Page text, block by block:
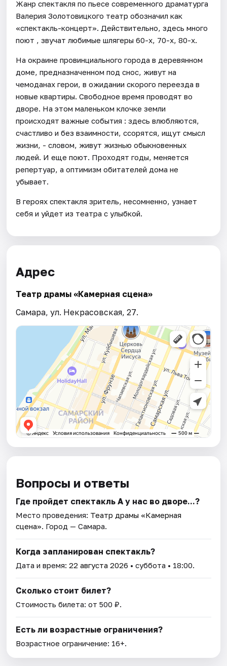
Жанр спектакля по пьесе современного драматурга
Валерия Золотовицкого театр обозначил как
«спектакль-концерт». Действительно, здесь много
поют , звучат любимые шлягеры 60-х, 70-х, 80-х.
На окраине провинциального города в деревянном
доме, предназначенном под снос, живут на
чемоданах герои, в ожидании скорого переезда в
новые квартиры. Свободное время проводят во
дворе. На этом маленьком клочке земли
происходят важные события : здесь влюбляются,
счастливо и без взаимности, ссорятся, ищут смысл
жизни, - словом, живут жизнью обыкновенных
людей. И еще поют. Проходят годы, меняется
репертуар, а оптимизм обитателей дома не
убывает.
В героях спектакля зритель, несомненно, узнает
себя и уйдет из театра с улыбкой.
Адрес
Театр драмы «Камерная сцена»
Самара, ул. Некрасовская, 27.
Вопросы и ответы
Где пройдет спектакль А у нас во дворе...?
Место проведения: Театр драмы «Камерная
сцена». Город — Самара.
Когда запланирован спектакль?
Дата и время:22 августа 2026 • суббота • 18:00.
Сколько стоит билет?
Стоимость билета: от 500 ₽.
Есть ли возрастные ограничения?
Возрастное ограничение: 16+.